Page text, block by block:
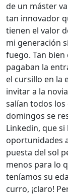
de un máster
tan innovador
tienen el valor
mi generación
fuego. Tan bien
pagaban la
el cursillo en la
invitar a la
salían todos
domingos se
Linkedin, que
oportunidades
puesta del sol
menos para lo
teníamos su
curro, ¡claro!